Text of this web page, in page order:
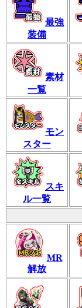
最強
装備
素材
一覧
モン
スター
スキ
ル一覧
MR
解放